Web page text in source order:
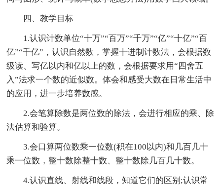
四、教学目标
1.认识计数单位“十万”“百万”“千万”“亿”“十亿”“百
亿”“千亿”，认识自然数，掌握十进制计数法，会根据数
级读、写亿以内和亿以上的数，会根据要求用“四舍五
入”法求一个数的近似数。体会和感受大数在日常生活中
的应用，进一步培养数感。
2.会笔算除数是两位数的除法，会进行相应的乘、除
法估算和验算。
3.会口算两位数乘一位数(积在100以内)和几百几十
乘一位数，整十数除整十数、整十数除几百几十数。
4.认识直线、射线和线段，知道它们的区别;认识常